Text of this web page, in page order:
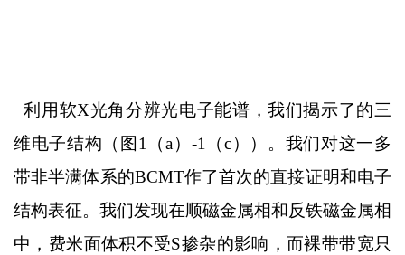
利用软X光角分辨光电子能谱，我们揭示了的三
维电子结构（图 1 （a） -1 （c））。我们对这一多
带非半满体系的BCMT作了首次的直接证明和电子
结构表征。我们发现在顺磁金属相和反铁磁金属相
中，费米面体积不受S掺杂的影响，而裸带带宽只